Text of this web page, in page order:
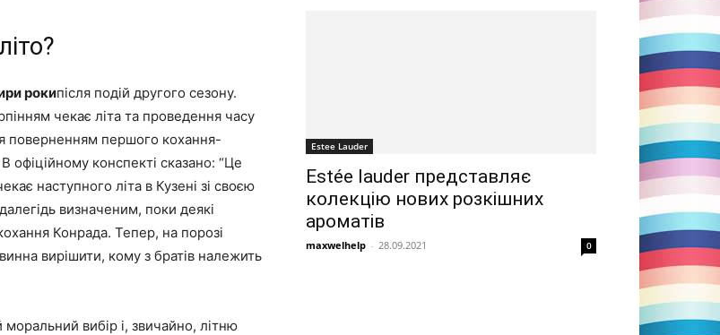
рокипісля подій другого сезону.
чекає літа та проведення часу
поверненням першого кохання-
офіційному конспекті сказано: “Це
наступного літа в Кузені зі своєю
визначеним, поки деякі
Конрада. Тепер, на порозі
вирішити, кому з братів належить
вибір і, звичайно, літню
Estee Lauder
Estée lauder представляє
колекцію нових розкішних
ароматів
maxwelhelp - 28.09.2021 0